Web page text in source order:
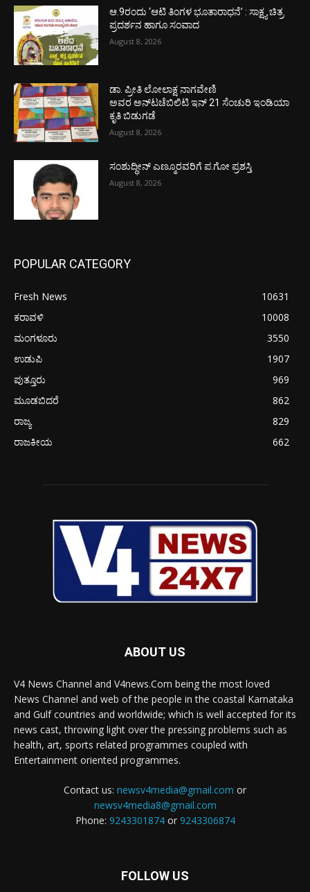
ಆ.9ರಂದು ‘ಆಟಿ ತಿಂಗಳ ಭೂತಾರಾಧನೆ’ : ಸಾಕ್ಷ್ಯ ಚಿತ್ರ
ಪ್ರದರ್ಶನ ಹಾಗೂ ಸಂವಾದ
August 8, 2026
ಡಾ. ಪ್ರೀತಿ ಲೋಲಾಕ್ಷ ನಾಗವೇಣಿ
ಅವರ ಅನ್‌ಟಚೆಬಿಲಿಟಿ ಇನ್ 21 ಸೆಂಚುರಿ ಇಂಡಿಯಾ
ಕೃತಿ ಬಿಡುಗಡೆ
August 8, 2026
ಸಂಶುದ್ಧೀನ್ ಎಣ್ಮೂರವರಿಗೆ ಪ.ಗೋ ಪ್ರಶಸ್ತಿ
August 8, 2026
POPULAR CATEGORY
Fresh News
10631
ಕರಾವಳಿ
10008
ಮಂಗಳೂರು
3550
ಉಡುಪಿ
1907
ಪುತ್ತೂರು
969
ಮೂಡಬಿದರೆ
862
ರಾಜ್ಯ
829
ರಾಜಕೀಯ
662
ABOUT US
V4 News Channel and V4news.Com being the most loved
News Channel and web of the people in the coastal Karnataka
and Gulf countries and worldwide; which is well accepted for its
news cast, throwing light over the pressing problems such as
health, art, sports related programmes coupled with
Entertainment oriented programmes.
Contact us: newsv4media@gmail.com or
newsv4media8@gmail.com
Phone: 9243301874or 9243306874
FOLLOW US